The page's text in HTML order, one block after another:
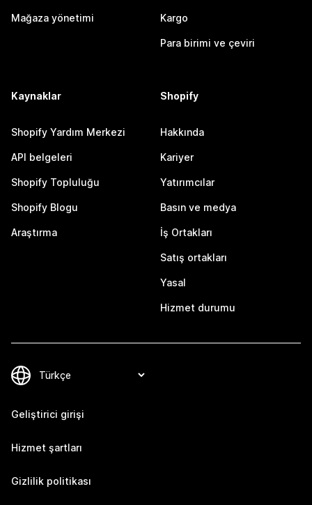
Mağaza yönetimi Kargo
Para birimi ve çeviri
Kaynaklar
Shopify Yardım Merkezi
API belgeleri
Shopify Topluluğu
Shopify Blogu
Araştırma
Shopify
Hakkında
Kariyer
Yatırımcılar
Basın ve medya
İş Ortakları
Satış ortakları
Yasal
Hizmet durumu
Geliştirici girişi
Hizmet şartları
Gizlilik politikası